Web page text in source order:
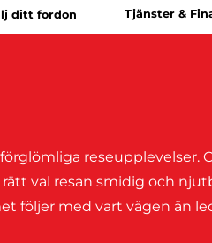
ditt fordon Tjänster &
reseupplevelser.
val resan smidig och
följer med vart vägen än